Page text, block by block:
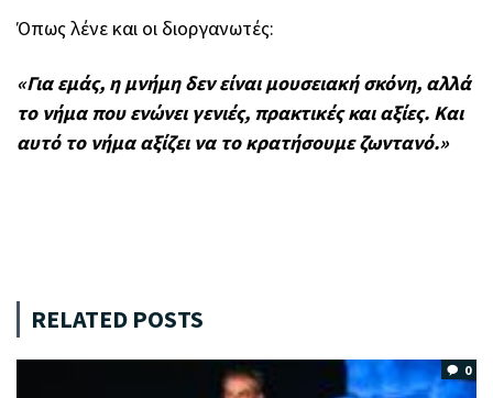
Όπως λένε και οι διοργανωτές:
«Για εμάς, η μνήμη δεν είναι μουσειακή σκόνη, αλλά
το νήμα που ενώνει γενιές, πρακτικές και αξίες. Και
αυτό το νήμα αξίζει να το κρατήσουμε ζωντανό.»
RELATED POSTS
0